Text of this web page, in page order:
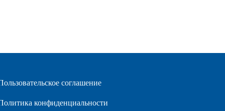
соглашение
конфиденциальности